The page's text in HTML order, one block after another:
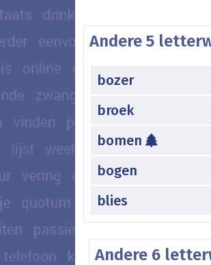
Andere 5
bozer
broek
bomen
bogen
blies
Andere 6